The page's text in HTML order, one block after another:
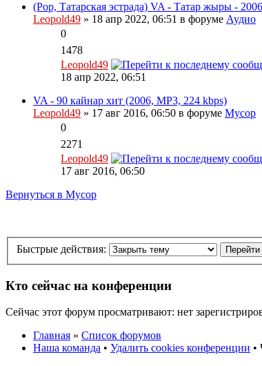
(Pop, Татарская эстрада) VA - Татар жыры -
Leopold49 » 18 апр 2022, 06:51 в форуме Аудио
0
1478
Leopold49
18 апр 2022, 06:51
VA - 90 кайнар хит (2006, MP3, 224 kbps)
Leopold49 » 17 авг 2016, 06:50 в форуме Мусор
0
2271
Leopold49
17 авг 2016, 06:50
Вернуться в Мусор
Быстрые действия:
Кто сейчас на конференции
Сейчас этот форум просматривают: нет
Главная » Список форумов
Наша команда • Удалить cookies конференции •